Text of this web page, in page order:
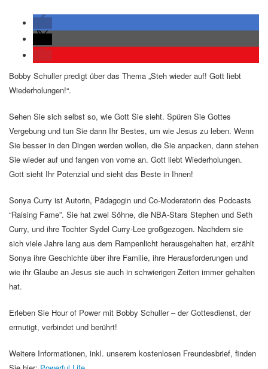
Bobby Schuller predigt über das Thema „Steh wieder auf! Gott liebt
Wiederholungen!“.
Sehen Sie sich selbst so, wie Gott Sie sieht. Spüren Sie Gottes
Vergebung und tun Sie dann Ihr Bestes, um wie Jesus zu leben. Wenn
Sie besser in den Dingen werden wollen, die Sie anpacken, dann stehen
Sie wieder auf und fangen von vorne an. Gott liebt Wiederholungen.
Gott sieht Ihr Potenzial und sieht das Beste in Ihnen!
Sonya Curry ist Autorin, Pädagogin und Co-Moderatorin des Podcasts
“Raising Fame”. Sie hat zwei Söhne, die NBA-Stars Stephen und Seth
Curry, und ihre Tochter Sydel Curry-Lee großgezogen. Nachdem sie
sich viele Jahre lang aus dem Rampenlicht herausgehalten hat, erzählt
Sonya ihre Geschichte über ihre Familie, ihre Herausforderungen und
wie ihr Glaube an Jesus sie auch in schwierigen Zeiten immer gehalten
hat.
Erleben Sie Hour of Power mit Bobby Schuller – der Gottesdienst, der
ermutigt, verbindet und berührt!
Weitere Informationen, inkl. unserem kostenlosen Freundesbrief, finden